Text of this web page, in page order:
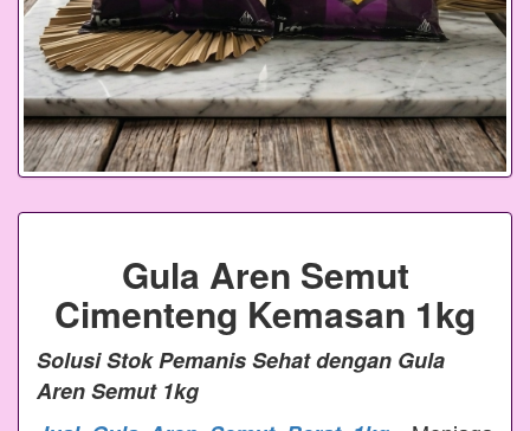
Gula Aren Semut
Cimenteng Kemasan 1kg
Solusi Stok Pemanis Sehat dengan Gula
Aren Semut 1kg